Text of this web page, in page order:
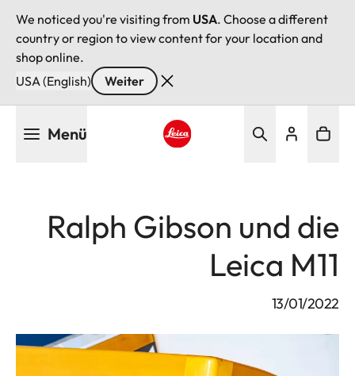
We noticed you're visiting from USA. Choose a different
country or region to view content for your location and
shop online.
USA (English)
Weiter
Menü
Ralph Gibson und die
Leica M11
13/01/2022